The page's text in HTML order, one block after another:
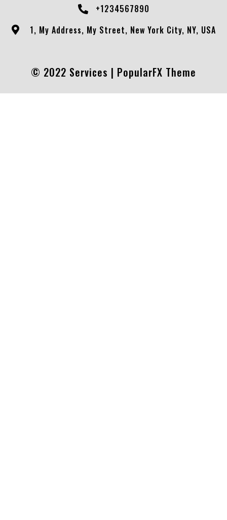
+1234567890
1, My Address, My Street, New York City, NY, USA
© 2022 Services | PopularFX Theme